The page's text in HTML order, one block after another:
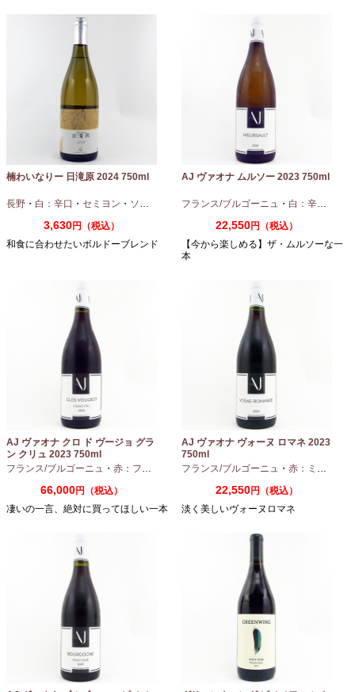
楠わいなりー 日滝原 2024 750ml
長野 ・ 白：辛口 ・ セミヨン ・ ソーヴィニオンブラン
3,630円（税込）
和食に合わせたいボルドーブレンド
AJ ヴァオナ ムルソー 2023 750ml
フランス/ブルゴーニュ ・ 白：辛口
22,550円（税込）
【今から楽しめる】ザ・ムルソーな一
本
AJ ヴァオナ クロ ド ヴージョ グラ
ン クリュ 2023 750ml
フランス/ブルゴーニュ ・ 赤：フルボディ ・ピノノワール
66,000円（税込）
凄いの一言、絶対に買ってほしい一本
AJ ヴァオナ ヴォーヌ ロマネ 2023
750ml
フランス/ブルゴーニュ ・ 赤：ミディアムボディ
22,550円（税込）
淡く美しいヴォーヌロマネ